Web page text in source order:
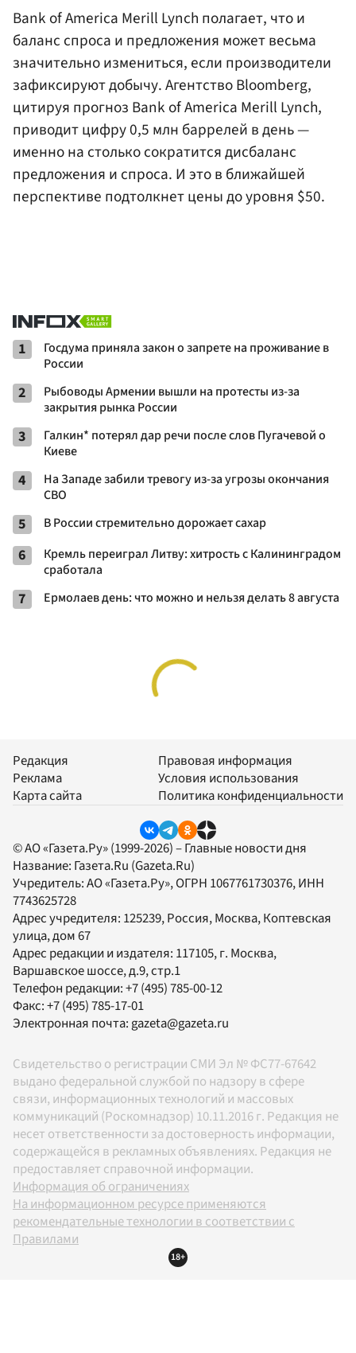
Bank of America Merill Lynch полагает, что и
баланс спроса и предложения может весьма
значительно измениться, если производители
зафиксируют добычу. Агентство Bloomberg,
цитируя прогноз Bank of America Merill Lynch,
приводит цифру 0,5 млн баррелей в день —
именно на столько сократится дисбаланс
предложения и спроса. И это в ближайшей
перспективе подтолкнет цены до уровня $50.
1
Госдума приняла закон о запрете на проживание в
России
2
Рыбоводы Армении вышли на протесты из-за
закрытия рынка России
3
Галкин* потерял дар речи после слов Пугачевой о
Киеве
4
На Западе забили тревогу из-за угрозы окончания
СВО
5 В России стремительно дорожает сахар
6
Кремль переиграл Литву: хитрость с Калининградом
сработала
7 Ермолаев день: что можно и нельзя делать 8 августа
Редакция
Реклама
Карта сайта
Правовая информация
Условия использования
Политика конфиденциальности
© АО «Газета.Ру» (1999-2026) – Главные новости дня
Название: Газета.Ru (Gazeta.Ru)
Учредитель:АО «Газета.Ру», ОГРН 1067761730376, ИНН
7743625728
Адрес учредителя: 125239, Россия, Москва, Коптевская
улица, дом 67
Адрес редакции и издателя: 117105, г. Москва,
Варшавское шоссе, д.9, стр.1
Телефон редакции:+7 (495) 785-00-12
Факс:+7 (495) 785-17-01
Электронная почта:gazeta@gazeta.ru
Свидетельство о регистрации СМИ Эл № ФС77-67642
выдано федеральной службой по надзору в сфере
связи, информационных технологий и массовых
коммуникаций (Роскомнадзор) 10.11.2016 г. Редакция не
несет ответственности за достоверность информации,
содержащейся в рекламных объявлениях. Редакция не
предоставляет справочной информации.
Информация об ограничениях
На информационном ресурсе применяются
рекомендательные технологии в соответствии с
Правилами
18+